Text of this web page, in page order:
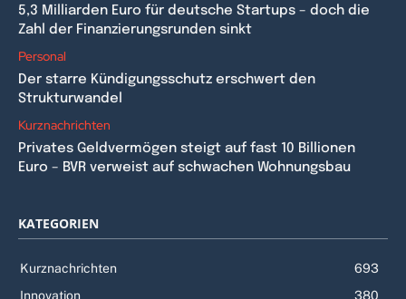
5,3 Milliarden Euro für deutsche Startups – doch die
Zahl der Finanzierungsrunden sinkt
Personal
Der starre Kündigungsschutz erschwert den
Strukturwandel
Kurznachrichten
Privates Geldvermögen steigt auf fast 10 Billionen
Euro – BVR verweist auf schwachen Wohnungsbau
KATEGORIEN
Kurznachrichten
693
Innovation
380